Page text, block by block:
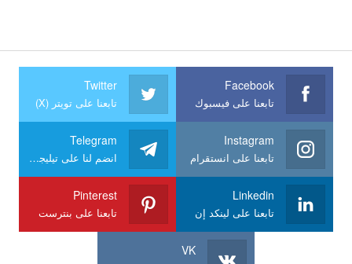
Facebook
تابعنا على فيسبوك
Twitter
تابعنا على تويتر (X)
Instagram
تابعنا على انستقرام
Telegram
انضم لنا على تيليجرام
Linkedin
تابعنا على لينكد إن
Pinterest
تابعنا على بنترست
VK